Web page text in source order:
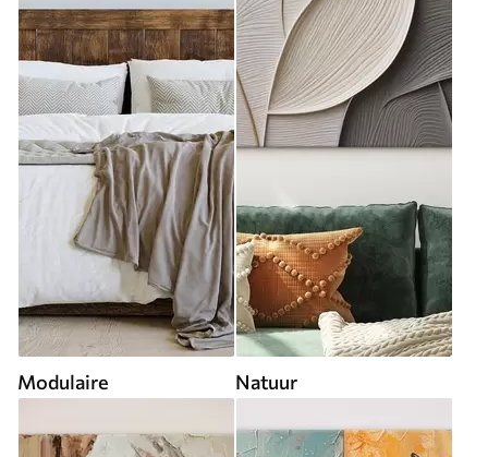
Modulaire Natuur